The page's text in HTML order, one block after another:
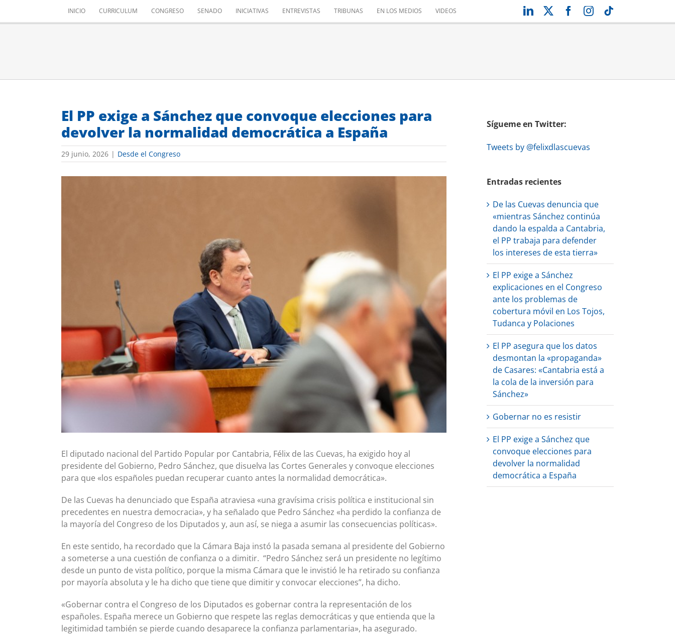
INICIO CURRICULUM CONGRESO SENADO INICIATIVAS ENTREVISTAS TRIBUNAS EN LOS MEDIOS VIDEOS LinkedIn Facebook
Instagram
El PP exige a Sánchez que convoque elecciones para
devolver la normalidad democrática a España
29 junio, 2026 | Desde el Congreso
El diputado nacional del Partido Popular por Cantabria, Félix de las Cuevas, ha exigido hoy al
presidente del Gobierno, Pedro Sánchez, que disuelva las Cortes Generales y convoque elecciones
para que «los españoles puedan recuperar cuanto antes la normalidad democrática».
De las Cuevas ha denunciado que España atraviesa «una gravísima crisis política e institucional sin
precedentes en nuestra democracia», y ha señalado que Pedro Sánchez «ha perdido la confianza de
la mayoría del Congreso de los Diputados y, aun así, se niega a asumir las consecuencias políticas».
En este sentido, ha recordado que la Cámara Baja instó la pasada semana al presidente del Gobierno
a someterse a una cuestión de confianza o a dimitir. “Pedro Sánchez será un presidente no legítimo
desde un punto de vista político, porque la misma Cámara que le invistió le ha retirado su confianza
por mayoría absoluta y le ha dicho que tiene que dimitir y convocar elecciones”, ha dicho.
«Gobernar contra el Congreso de los Diputados es gobernar contra la representación de los
españoles. España merece un Gobierno que respete las reglas democráticas y que entienda que la
legitimidad también se pierde cuando desaparece la confianza parlamentaria», ha asegurado.
Sígueme en Twitter:
Tweets by @felixdlascuevas
Entradas recientes
De las Cuevas denuncia que
«mientras Sánchez continúa
dando la espalda a Cantabria,
el PP trabaja para defender
los intereses de esta tierra»
El PP exige a Sánchez
explicaciones en el Congreso
ante los problemas de
cobertura móvil en Los Tojos,
Tudanca y Polaciones
El PP asegura que los datos
desmontan la «propaganda»
de Casares: «Cantabria está a
la cola de la inversión para
Sánchez»
Gobernar no es resistir
El PP exige a Sánchez que
convoque elecciones para
devolver la normalidad
democrática a España